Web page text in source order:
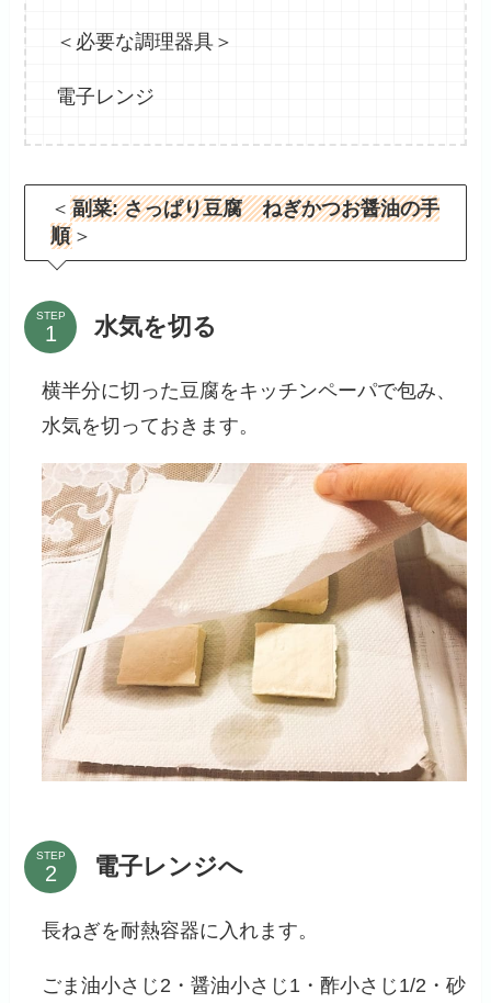
＜必要な調理器具＞
電子レンジ
＜ 副菜: さっぱり豆腐 ねぎかつお醤油の手
順＞
STEP 水気を切る
横半分に切った豆腐をキッチンペーパで包み、
水気を切っておきます。
STEP 電子レンジへ
長ねぎを耐熱容器に入れます。
ごま油小さじ2・醤油小さじ1・酢小さじ1/2・砂